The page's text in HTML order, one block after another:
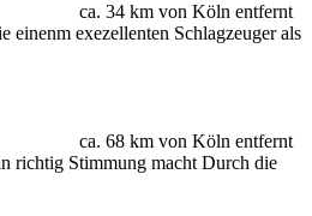
ca. 34 km von Köln entfernt
exezellenten Schlagzeuger als
ca. 68 km von Köln entfernt
richtig Stimmung macht Durch die